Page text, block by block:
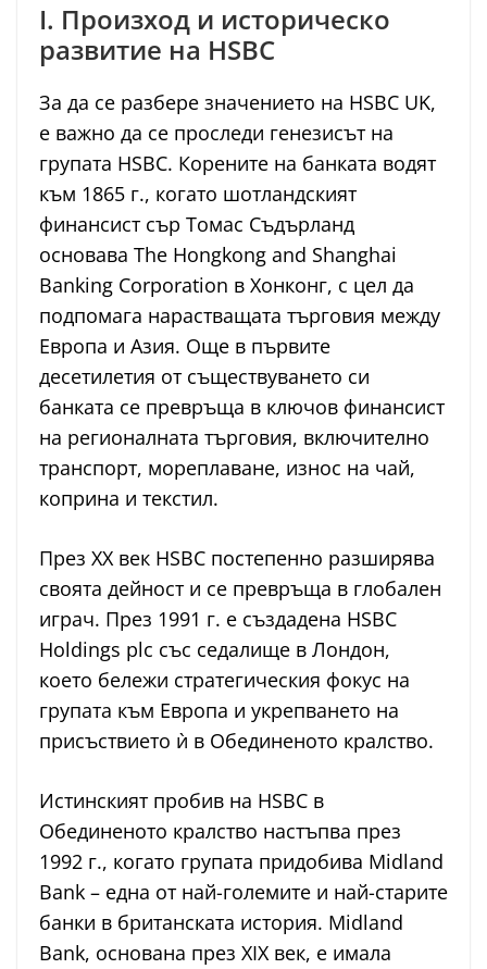
I. Произход и историческо
развитие на HSBC
За да се разбере значението на HSBC UK,
е важно да се проследи генезисът на
групата HSBC. Корените на банката водят
към 1865 г., когато шотландският
финансист сър Томас Съдърланд
основава The Hongkong and Shanghai
Banking Corporation в Хонконг, с цел да
подпомага нарастващата търговия между
Европа и Азия. Още в първите
десетилетия от съществуването си
банката се превръща в ключов финансист
на регионалната търговия, включително
транспорт, мореплаване, износ на чай,
коприна и текстил.
През XX век HSBC постепенно разширява
своята дейност и се превръща в глобален
играч. През 1991 г. е създадена HSBC
Holdings plc със седалище в Лондон,
което бележи стратегическия фокус на
групата към Европа и укрепването на
присъствието ѝ в Обединеното кралство.
Истинският пробив на HSBC в
Обединеното кралство настъпва през
1992 г., когато групата придобива Midland
Bank – една от най-големите и най-старите
банки в британската история. Midland
Bank, основана през XIX век, е имала